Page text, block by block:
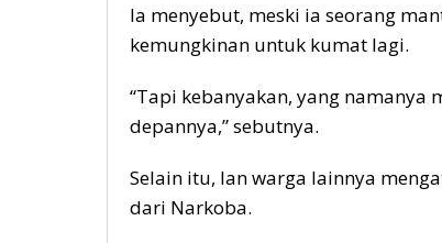
Ia menyebut, meski ia seorang
kemungkinan untuk kumat lagi.
“Tapi kebanyakan, yang namanya
depannya,” sebutnya.
Selain itu, Ian warga lainnya
dari Narkoba.